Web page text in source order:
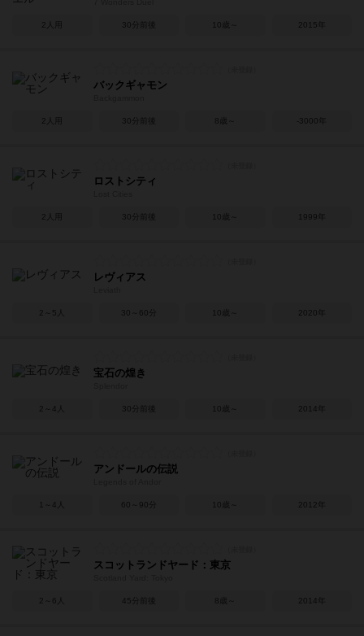
2人用 30分前後 10歳～ 2015年
バックギャモン
2人用 30分前後 8歳～ -3000年
ロストシティ
2人用 30分前後 10歳～ 1999年
レヴィアス
2～5人 30～60分 10歳～ 2020年
宝石の煌き
2～4人 30分前後 10歳～ 2014年
アンドールの伝説
1～4人 60～90分 10歳～ 2012年
スコットランドヤード：東京
2～6人 45分前後 8歳～ 2014年